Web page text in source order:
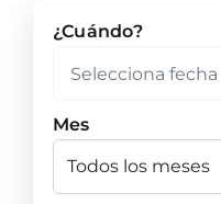
¿Cuándo?
Mes